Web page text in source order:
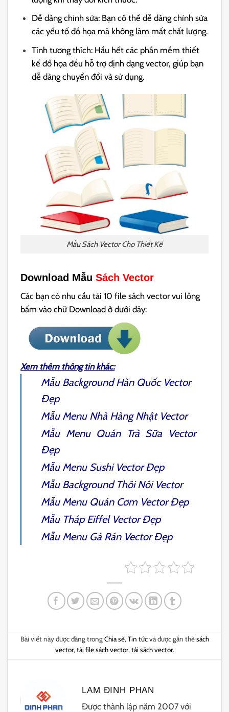
Dễ dàng chỉnh sửa: Bạn có thể dễ dàng chỉnh sửa
các yếu tố đồ họa mà không làm mất chất lượng.
Tính tương thích: Hầu hết các phần mềm thiết
kế đồ họa đều hỗ trợ định dạng vector, giúp bạn
dễ dàng chuyển đổi và sử dụng.
Mẫu Sách Vector Cho Thiết Kế
Download MẫuSách Vector
Các bạn có nhu cầu tải 10 file sách vector vui lòng
bấm vào chữ Download ở dưới đây:
Xem thêm thông tin khác:
Mẫu Background Hàn QuốcVector
Đẹp
Mẫu Menu Nhà Hàng NhậtVector
Mẫu Menu Quán Trà Sữa Vector
Đẹp
Mẫu Menu SushiVector Đẹp
Mẫu Background Thôi NôiVector
Mẫu Menu Quán CơmVector Đẹp
Mẫu Tháp EiffelVector Đẹp
Mẫu Menu Gà RánVector Đẹp
Bài viết này được đăng trongChia sẻ, Tin tứcvà được gắn thẻsách
vector, tải file sách vector, tải sách vector.
LAM ĐINH PHAN
Được thành lập năm 2007 với